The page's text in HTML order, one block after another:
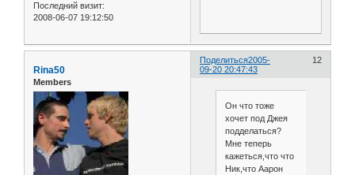
Последний визит:
2008-06-07 19:12:50
Поделиться 12
2005-
09-20 20:47:43
Rina50
Members
Он что тоже
хочет под Джея
подделаться?
Мне теперь
кажеться,что что
Ник,что Аарон